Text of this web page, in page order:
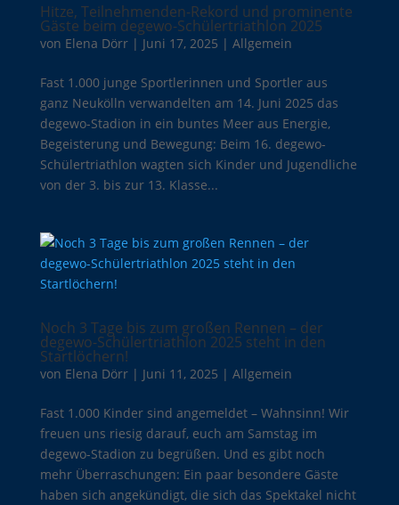
Hitze, Teilnehmenden-Rekord und prominente
Gäste beim degewo-Schülertriathlon 2025
von Elena Dörr| Juni 17, 2025 | Allgemein
Fast 1.000 junge Sportlerinnen und Sportler aus
ganz Neukölln verwandelten am 14. Juni 2025 das
degewo-Stadion in ein buntes Meer aus Energie,
Begeisterung und Bewegung: Beim 16. degewo-
Schülertriathlon wagten sich Kinder und Jugendliche
von der 3. bis zur 13. Klasse...
Noch 3 Tage bis zum großen Rennen – der
degewo-Schülertriathlon 2025 steht in den
Startlöchern!
von Elena Dörr| Juni 11, 2025 | Allgemein
Fast 1.000 Kinder sind angemeldet – Wahnsinn! Wir
freuen uns riesig darauf, euch am Samstag im
degewo-Stadion zu begrüßen. Und es gibt noch
mehr Überraschungen: Ein paar besondere Gäste
haben sich angekündigt, die sich das Spektakel nicht